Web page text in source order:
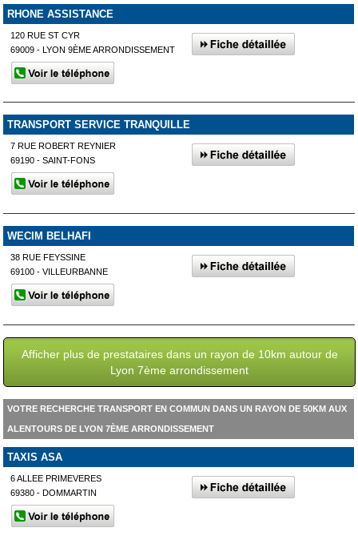
RHONE ASSISTANCE
120 RUE ST CYR
69009 - LYON 9ÈME ARRONDISSEMENT
TRANSPORT SERVICE TRANQUILLE
7 RUE ROBERT REYNIER
69190 - SAINT-FONS
WECIM BELHAFI
38 RUE FEYSSINE
69100 - VILLEURBANNE
Afficher plus de prestataires dans un rayon de 10km autour de
Lyon 7ème arrondissement
VOTRE RECHERCHE TRANSPORT EN COMMUN DANS UN RAYON DE 50KM AUX
ALENTOURS DE LYON 7ÈME ARRONDISSEMENT
TAXIS ASA
6 ALLEE PRIMEVERES
69380 - DOMMARTIN